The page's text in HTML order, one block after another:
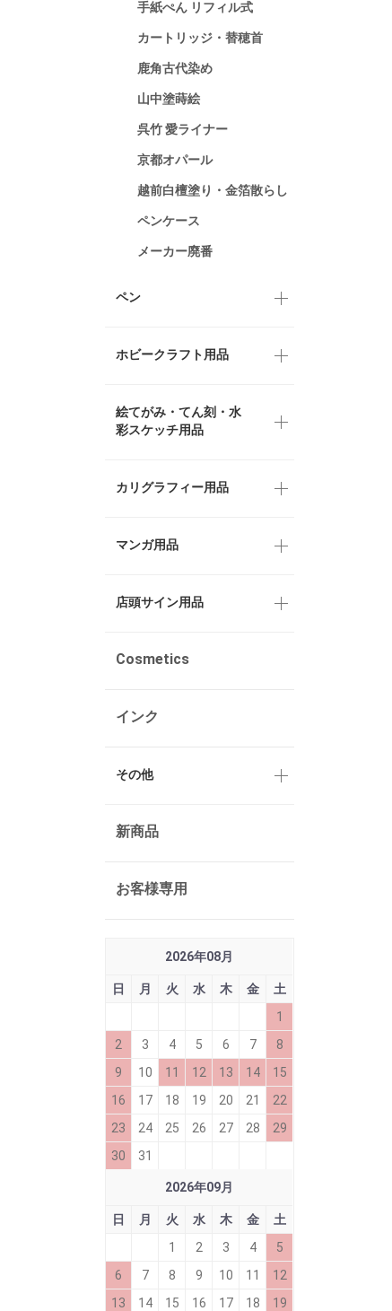
手紙ぺん リフィル式
カートリッジ・替穂首
鹿角古代染め
山中塗蒔絵
呉竹 愛ライナー
京都オパール
越前白檀塗り・金箔散らし
ペンケース
メーカー廃番
ペン
ホビークラフト用品
絵てがみ・てん刻・水
彩スケッチ用品
カリグラフィー用品
マンガ用品
店頭サイン用品
Cosmetics
インク
その他
新商品
お客様専用
2026年08月
日 月 火 水 木 金
土
1
2
3 4 5 6 7
8
9
10 11 12 13 14
15
16
17 18 19 20 21
22
23
24 25 26 27 28
29
30
31
2026年09月
日 月 火 水 木 金
土
1
2 3 4
5
6
7 8 9 10 11
12
13
14 15 16 17 18 19